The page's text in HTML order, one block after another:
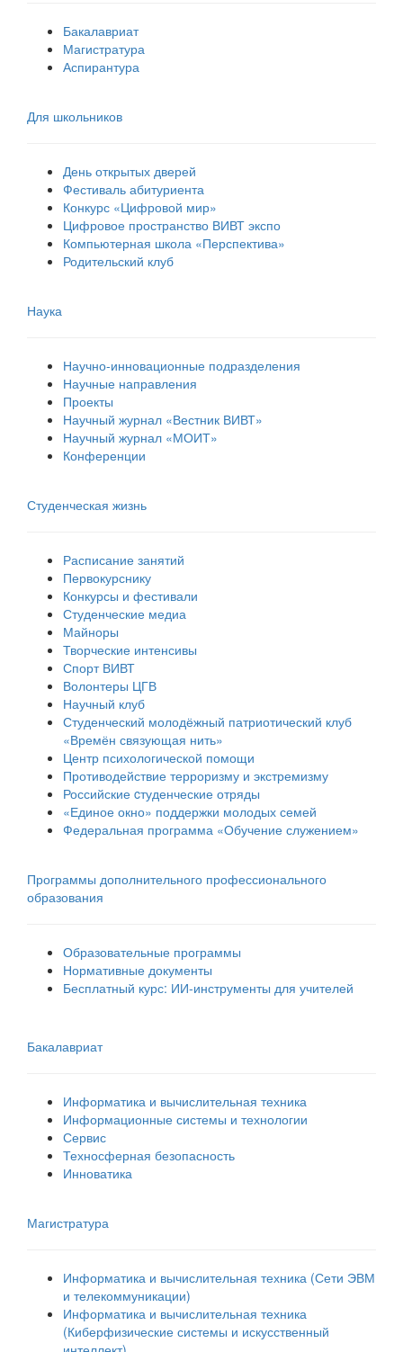
Бакалавриат
Магистратура
Аспирантура
Для школьников
День открытых дверей
Фестиваль абитуриента
Конкурс «Цифровой мир»
Цифровое пространство ВИВТ экспо
Компьютерная школа «Перспектива»
Родительский клуб
Наука
Научно-инновационные подразделения
Научные направления
Проекты
Научный журнал «Вестник ВИВТ»
Научный журнал «МОИТ»
Конференции
Студенческая жизнь
Расписание занятий
Первокурснику
Конкурсы и фестивали
Студенческие медиа
Майноры
Творческие интенсивы
Спорт ВИВТ
Волонтеры ЦГВ
Научный клуб
Студенческий молодёжный патриотический клуб
«Времён связующая нить»
Центр психологической помощи
Противодействие терроризму и экстремизму
Российские cтуденческие отряды
«Единое окно» поддержки молодых семей
Федеральная программа «Обучение служением»
Программы дополнительного профессионального
образования
Образовательные программы
Нормативные документы
Бесплатный курс: ИИ‑инструменты для учителей
Бакалавриат
Информатика и вычислительная техника
Информационные системы и технологии
Сервис
Техносферная безопасность
Инноватика
Магистратура
Информатика и вычислительная техника (Сети ЭВМ
и телекоммуникации)
Информатика и вычислительная техника
(Киберфизические системы и искусственный